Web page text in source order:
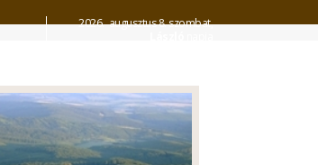
2026. augusztus 8. szombat,